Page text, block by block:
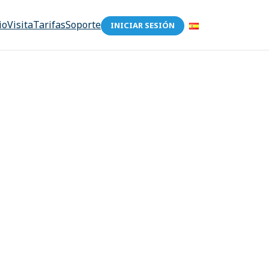
VisitaTarifasSoporte INICIAR SESIÓN